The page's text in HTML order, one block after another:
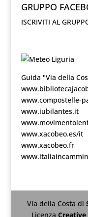
GRUPPO
ISCRIVITI AL
Guida "Via della
www.compostelle-
www.iubilantes.it
www.xacobeo.es/it
www.xacobeo.fr
Via della Costa di
Licenza